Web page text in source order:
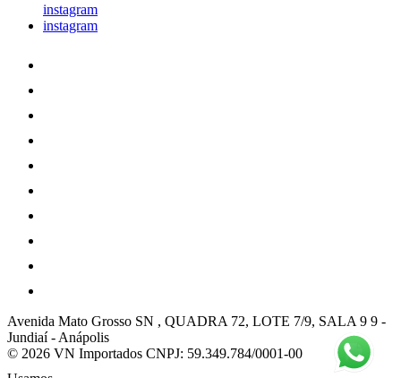
instagram
instagram
Avenida Mato Grosso SN , QUADRA 72, LOTE 7/9, SALA 9 9 -
Jundiaí - Anápolis
© 2026 VN Importados CNPJ: 59.349.784/0001-00